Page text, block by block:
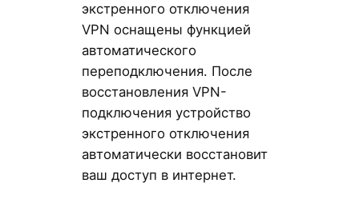
экстренного отключения
VPN оснащены функцией
автоматического
переподключения. После
восстановления VPN-
подключения устройство
экстренного отключения
автоматически восстановит
ваш доступ в интернет.